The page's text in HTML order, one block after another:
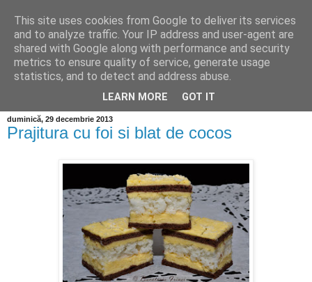
duminică, 29 decembrie 2013
Prajitura cu foi si blat de cocos
This site uses cookies from Google to deliver its services
and to analyze traffic. Your IP address and user-agent are
shared with Google along with performance and security
metrics to ensure quality of service, generate usage
statistics, and to detect and address abuse.
LEARN MORE GOT IT